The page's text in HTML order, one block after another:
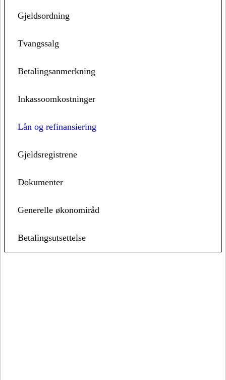
Gjeldsordning
Tvangssalg
Betalingsanmerkning
Inkassoomkostninger
Lån og refinansiering
Gjeldsregistrene
Dokumenter
Generelle økonomiråd
Betalingsutsettelse